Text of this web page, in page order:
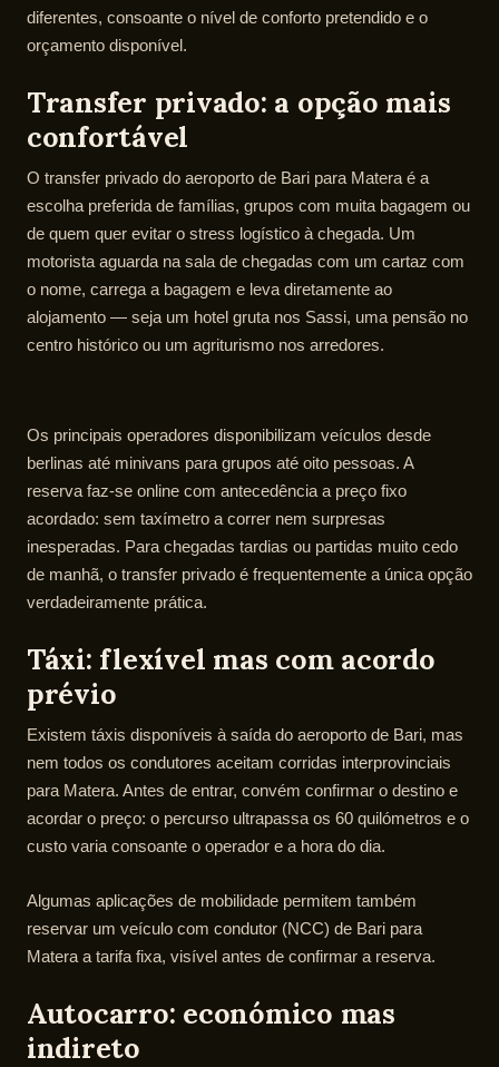
diferentes, consoante o nível de conforto pretendido e o
orçamento disponível.
Transfer privado: a opção mais
confortável
O transfer privado do aeroporto de Bari para Matera é a
escolha preferida de famílias, grupos com muita bagagem ou
de quem quer evitar o stress logístico à chegada. Um
motorista aguarda na sala de chegadas com um cartaz com
o nome, carrega a bagagem e leva diretamente ao
alojamento — seja um hotel gruta nos Sassi, uma pensão no
centro histórico ou um agriturismo nos arredores.
Os principais operadores disponibilizam veículos desde
berlinas até minivans para grupos até oito pessoas. A
reserva faz-se online com antecedência a preço fixo
acordado: sem taxímetro a correr nem surpresas
inesperadas. Para chegadas tardias ou partidas muito cedo
de manhã, o transfer privado é frequentemente a única opção
verdadeiramente prática.
Táxi: flexível mas com acordo
prévio
Existem táxis disponíveis à saída do aeroporto de Bari, mas
nem todos os condutores aceitam corridas interprovinciais
para Matera. Antes de entrar, convém confirmar o destino e
acordar o preço: o percurso ultrapassa os 60 quilómetros e o
custo varia consoante o operador e a hora do dia.
Algumas aplicações de mobilidade permitem também
reservar um veículo com condutor (NCC) de Bari para
Matera a tarifa fixa, visível antes de confirmar a reserva.
Autocarro: económico mas
indireto